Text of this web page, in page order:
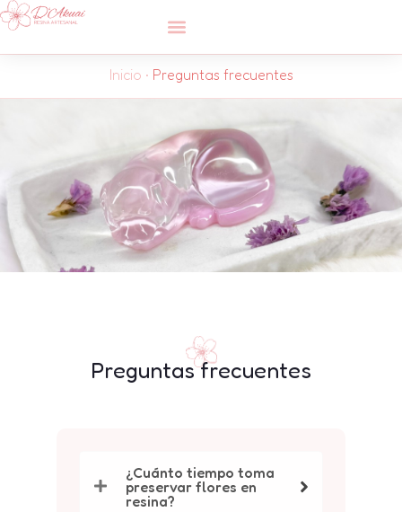
Inicio • Preguntas frecuentes
Preguntas frecuentes
¿Cuánto tiempo toma
preservar flores en
resina?